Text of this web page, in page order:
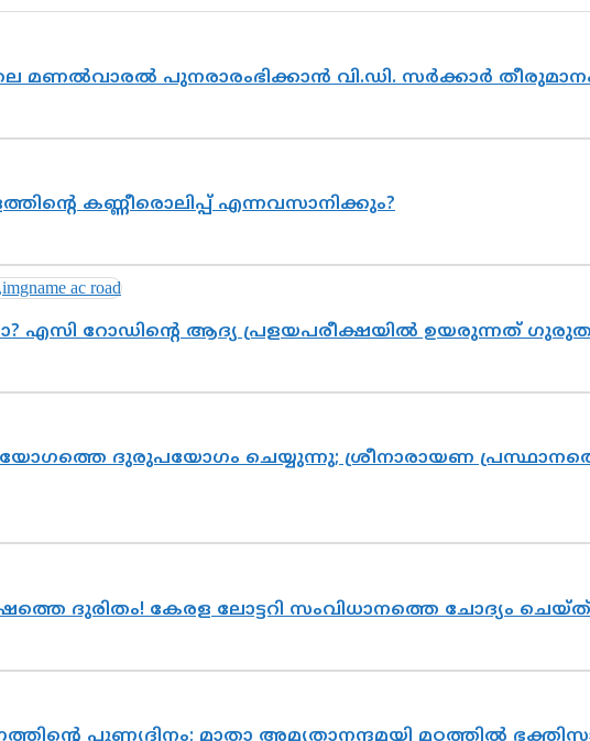
മണൽവാരൽ പുനരാരംഭിക്കാൻ വി.ഡി. സർക്കാർ
കണ്ണീരൊലിപ്പ് എന്നവസാനിക്കും?
എസി റോഡിന്റെ ആദ്യ പ്രളയപരീക്ഷയിൽ ഉയരുന്നത്
യോഗത്തെ ദുരുപയോഗം ചെയ്യുന്നു; ശ്രീനാരായണ
ദുരിതം! കേരള ലോട്ടറി സംവിധാനത്തെ ചോദ്യം